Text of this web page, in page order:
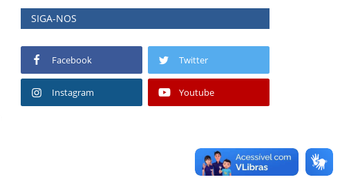
SIGA-NOS
Facebook Twitter
Instagram Youtube